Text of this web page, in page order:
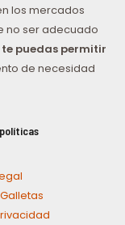
los mercados
no ser adecuado
puedas permitir
de necesidad